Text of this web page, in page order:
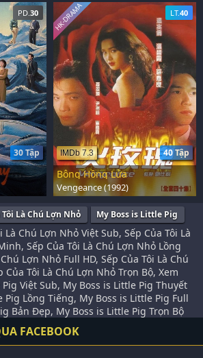
PD.30
30 Tập
LT.40
40 Tập
IMDb 7.3
HK-DRAMA
Bông Hồng Lửa
Vengeance (1992)
Tôi Là Chú Lợn Nhỏ My Boss is Little Pig
Là Chú Lợn Nhỏ Việt Sub, Sếp Của Tôi Là
Sếp Của Tôi Là Chú Lợn Nhỏ Lồng
Lợn Nhỏ Full HD, Sếp Của Tôi Là Chú
Tôi Là Chú Lợn Nhỏ Trọn Bộ, Xem
Việt Sub, My Boss is Little Pig Thuyết
Lồng Tiếng, My Boss is Little Pig Full
Bản Đẹp, My Boss is Little Pig Trọn Bộ
FACEBOOK